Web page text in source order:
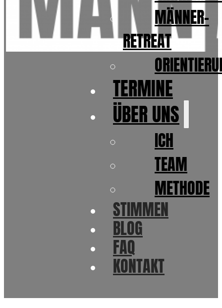
MÄNNER-
RETREAT
TERMINE
ÜBER UNS
ICH
TEAM
METHODE
STIMMEN
BLOG
FAQ
KONTAKT